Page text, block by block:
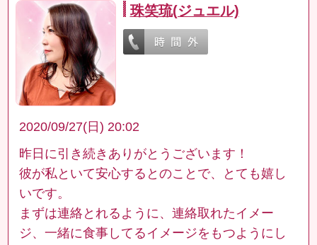
珠笑琉(ジュエル)
2020/09/27(日) 20:02
昨日に引き続きありがとうございます！
彼が私といて安心するとのことで、とても嬉し
いです。
まずは連絡とれるように、連絡取れたイメー
ジ、一緒に食事してるイメージをもつようにし